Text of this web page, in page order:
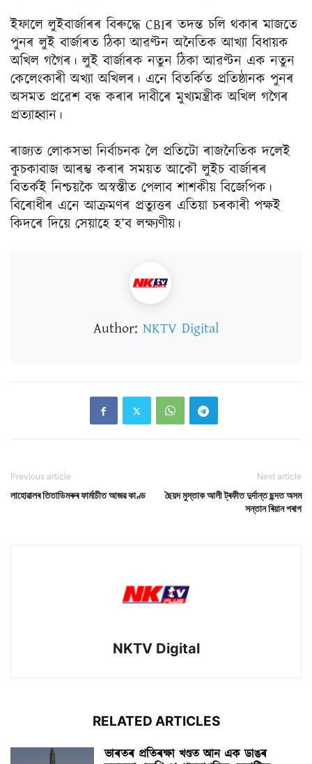
ইফালে লুইবাৰ্জাৰৰ বিৰুদ্ধে CBIৰ তদন্ত চলি থকাৰ মাজতে
পুনৰ লুই বাৰ্জাৰত ঠিকা আৱণ্টন অনৈতিক আখ্যা বিধায়ক
অখিল গগৈৰ। লুই বাৰ্জাৰক নতুন ঠিকা আৱণ্টন এক নতুন
কেলেংকাৰী অখ্যা অখিলৰ। এনে বিতৰ্কিত প্ৰতিষ্ঠানক পুনৰ
অসমত প্ৰৱেশ বন্ধ কৰাৰ দাবীৰে মুখ্যমন্ত্ৰীক অখিল গগৈৰ
প্ৰত্যাহ্বান।
ৰাজ্যত লোকসভা নিৰ্বাচনক লৈ প্ৰতিটো ৰাজনৈতিক দলেই
কুচকাবাজ আৰম্ভ কৰাৰ সময়ত আকৌ লুইচ বাৰ্জাৰৰ
বিতৰ্কই নিশ্চয়কৈ অস্বস্তীত পেলাব শাশকীয় বিজেপিক।
বিৰোধীৰ এনে আক্ৰমণৰ প্ৰত্যুত্তৰ এতিয়া চৰকাৰী পক্ষই
কিদৰে দিয়ে সেয়াহে হ’ব লক্ষ্যণীয়।
Author: NKTV Digital
Previous article
লাহোৱালৰ তিতাডিমৰুৰ ফাৰ্মাচীত আজৱ কাণ্ড
Next article
ছৈয়দ মুস্তাক আলী ট্ৰফীত দুৰ্দান্ত ছন্দত অসম
সন্তান ৰিয়ান পৰাগ
NKTV Digital
RELATED ARTICLES
ভাৰতৰ প্ৰতিৰক্ষা খণ্ডত আন এক ডাঙৰ